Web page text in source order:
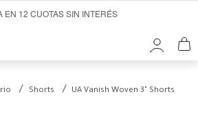
EN 12 CUOTAS SIN INTERÉS
Shorts
UA Vanish Woven 3" Shorts